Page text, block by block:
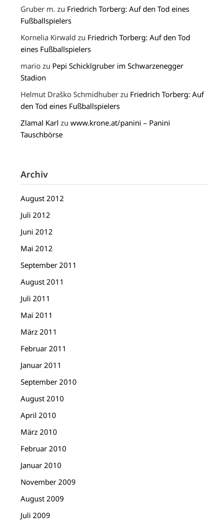
Gruber m. zu Friedrich Torberg: Auf den Tod eines
Fußballspielers
Kornelia Kirwald zu Friedrich Torberg: Auf den Tod
eines Fußballspielers
mario zu Pepi Schicklgruber im Schwarzenegger
Stadion
Helmut Draško Schmidhuber zu Friedrich Torberg: Auf
den Tod eines Fußballspielers
Zlamal Karl zuwww.krone.at/panini – Panini
Tauschbörse
Archiv
August 2012
Juli 2012
Juni 2012
Mai 2012
September 2011
August 2011
Juli 2011
Mai 2011
März 2011
Februar 2011
Januar 2011
September 2010
August 2010
April 2010
März 2010
Februar 2010
Januar 2010
November 2009
August 2009
Juli 2009